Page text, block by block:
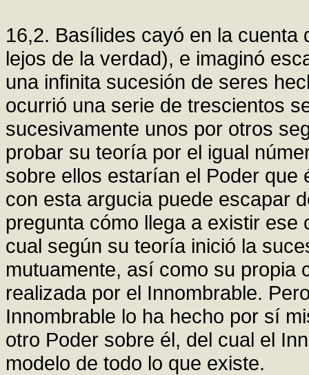
16,2. Basílides cayó en la
lejos de la verdad), e imaginó
una infinita sucesión de seres
ocurrió una serie de trescientos
sucesivamente unos por otros
probar su teoría por el igual
sobre ellos estarían el Poder que
con esta argucia puede escapar
pregunta cómo llega a existir
cual según su teoría inició la
mutuamente, así como su propia
realizada por el Innombrable.
Innombrable lo ha hecho por sí
otro Poder sobre él, del cual el
modelo de todo lo que existe.